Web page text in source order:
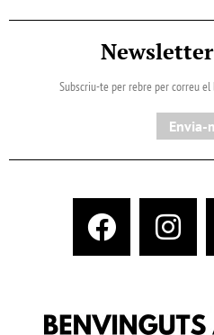
Subscriu-te per rebre per correu
Envia-